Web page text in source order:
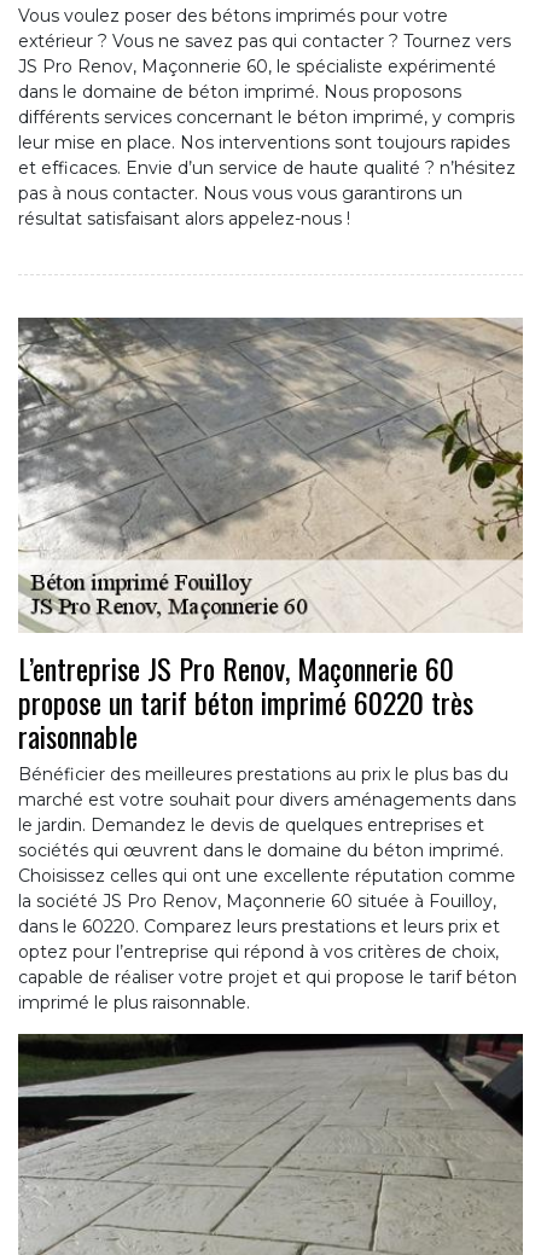
Vous voulez poser des bétons imprimés pour votre
extérieur ? Vous ne savez pas qui contacter ? Tournez vers
JS Pro Renov, Maçonnerie 60, le spécialiste expérimenté
dans le domaine de béton imprimé. Nous proposons
différents services concernant le béton imprimé, y compris
leur mise en place. Nos interventions sont toujours rapides
et efficaces. Envie d’un service de haute qualité ? n’hésitez
pas à nous contacter. Nous vous vous garantirons un
résultat satisfaisant alors appelez-nous !
L’entreprise JS Pro Renov, Maçonnerie 60
propose un tarif béton imprimé 60220 très
raisonnable
Bénéficier des meilleures prestations au prix le plus bas du
marché est votre souhait pour divers aménagements dans
le jardin. Demandez le devis de quelques entreprises et
sociétés qui œuvrent dans le domaine du béton imprimé.
Choisissez celles qui ont une excellente réputation comme
la société JS Pro Renov, Maçonnerie 60 située à Fouilloy,
dans le 60220. Comparez leurs prestations et leurs prix et
optez pour l’entreprise qui répond à vos critères de choix,
capable de réaliser votre projet et qui propose le tarif béton
imprimé le plus raisonnable.